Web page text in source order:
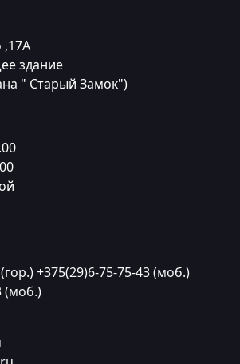
,17А
здание
" Старый Замок")
+375(29)6-75-75-43 (моб.)
(моб.)